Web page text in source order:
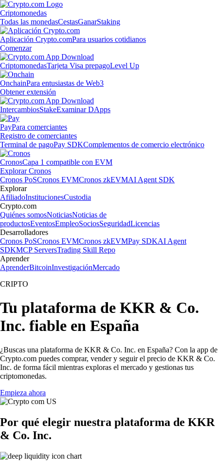
Criptomonedas
Todas las monedasCestasGanarStaking
Aplicación Crypto.comPara usuarios cotidianos
Comenzar
CriptomonedasTarjeta Visa prepagoLevel Up
OnchainPara entusiastas de Web3
Obtener extensión
IntercambiosStakeExaminar DApps
PayPara comerciantes
Registro de comerciantes
Terminal de pagoPay SDKComplementos de comercio electrónico
CronosCapa 1 compatible con EVM
Explorar Cronos
Cronos PoSCronos EVMCronos zkEVMAI Agent SDK
Explorar
AfiliadoInstitucionesCustodia
Crypto.com
Quiénes somosNoticiasNoticias de
productosEventosEmpleoSociosSeguridadLicencias
Desarrolladores
Cronos PoSCronos EVMCronos zkEVMPay SDKAI Agent
SDKMCP ServersTrading Skill Repo
Aprender
AprenderBitcoinInvestigaciónMercado
CRIPTO
Tu plataforma de KKR & Co.
Inc. fiable en España
¿Buscas una plataforma de KKR & Co. Inc. en España? Con la app de
Crypto.com puedes comprar, vender y seguir el precio de KKR & Co.
Inc. de forma fácil mientras exploras el mercado y gestionas tus
criptomonedas.
Empieza ahora
Por qué elegir nuestra plataforma de KKR
& Co. Inc.